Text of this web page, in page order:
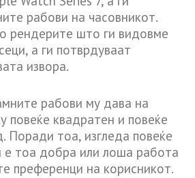
рабови на часовникот.
рендерите што ги видовме
а ги потврдуваат
извора.
рабови му дава на
повеќе квадратен и повеќе
Поради тоа, изгледа повеќе
е тоа добра или лоша работа
преференци на корисникот.